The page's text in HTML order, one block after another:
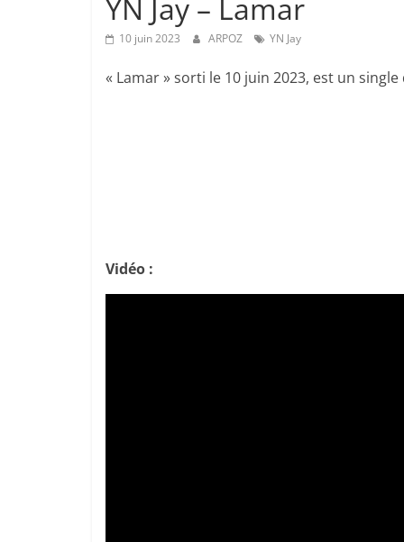
YN Jay – Lamar
10 juin 2023 ARPOZ YN Jay
« Lamar » sorti le 10 juin 2023, est un single
Vidéo :